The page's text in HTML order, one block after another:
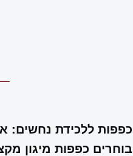
כפפות ללכידת נחשים:
בוחרים כפפות מיגון